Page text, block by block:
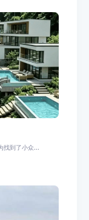
找到了小众...